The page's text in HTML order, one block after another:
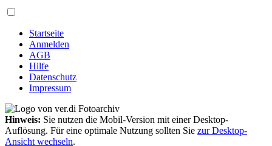
Startseite
Anmelden
AGB
Hilfe
Datenschutz
Impressum
Hinweis: Sie nutzen die Mobil-Version mit einer Desktop-
Auflösung. Für eine optimale Nutzung sollten Sie zur Desktop-
Ansicht wechseln.